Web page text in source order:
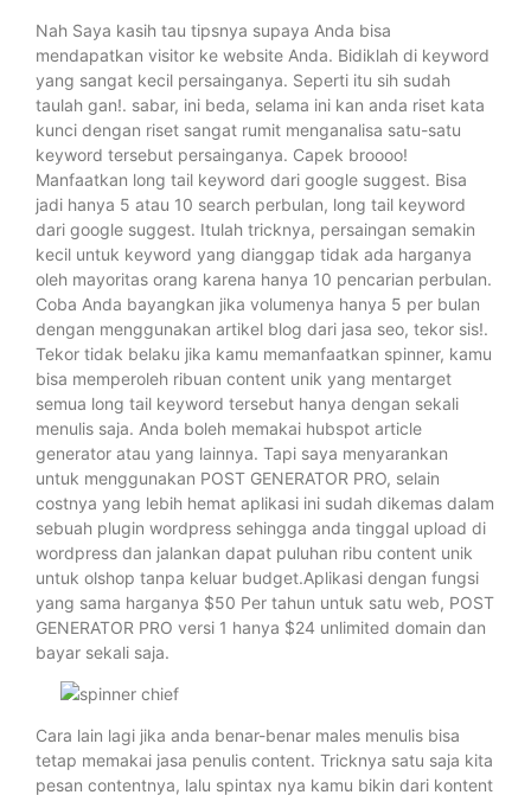
Nah Saya kasih tau tipsnya supaya Anda bisa
mendapatkan visitor ke website Anda. Bidiklah di keyword
yang sangat kecil persainganya. Seperti itu sih sudah
taulah gan!. sabar, ini beda, selama ini kan anda riset kata
kunci dengan riset sangat rumit menganalisa satu-satu
keyword tersebut persainganya. Capek broooo!
Manfaatkan long tail keyword dari google suggest. Bisa
jadi hanya 5 atau 10 search perbulan, long tail keyword
dari google suggest. Itulah tricknya, persaingan semakin
kecil untuk keyword yang dianggap tidak ada harganya
oleh mayoritas orang karena hanya 10 pencarian perbulan.
Coba Anda bayangkan jika volumenya hanya 5 per bulan
dengan menggunakan artikel blog dari jasa seo, tekor sis!.
Tekor tidak belaku jika kamu memanfaatkan spinner, kamu
bisa memperoleh ribuan content unik yang mentarget
semua long tail keyword tersebut hanya dengan sekali
menulis saja. Anda boleh memakai hubspot article
generator atau yang lainnya. Tapi saya menyarankan
untuk menggunakan POST GENERATOR PRO, selain
costnya yang lebih hemat aplikasi ini sudah dikemas dalam
sebuah plugin wordpress sehingga anda tinggal upload di
wordpress dan jalankan dapat puluhan ribu content unik
untuk olshop tanpa keluar budget.Aplikasi dengan fungsi
yang sama harganya $50 Per tahun untuk satu web, POST
GENERATOR PRO versi 1 hanya $24 unlimited domain dan
bayar sekali saja.
Cara lain lagi jika anda benar-benar males menulis bisa
tetap memakai jasa penulis content. Tricknya satu saja kita
pesan contentnya, lalu spintax nya kamu bikin dari kontent